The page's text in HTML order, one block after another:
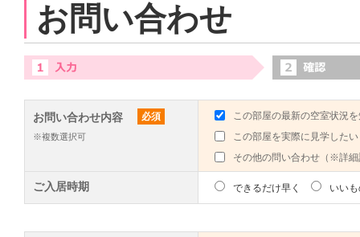
お問い合わせ
お問い合わせ内容 必須
※複数選択可
この部屋の最新の空室状況
この部屋を実際に見学したい
その他の問い合わせ（※詳
ご入居時期 できるだけ早く いい